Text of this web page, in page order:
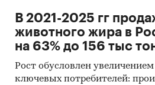
Материалы Всемирного
Материалы ВТО (World
Материалы Организации
сотрудничества и
В 2021-2025 гг
животного жира в
на 63% до 156 тыс
Рост обусловлен
ключевых потребителей: